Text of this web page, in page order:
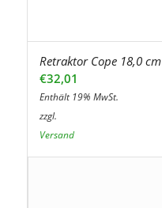
Retraktor Cope 18,0 cm
€32,01
Enthält 19% MwSt.
zzgl.
Versand